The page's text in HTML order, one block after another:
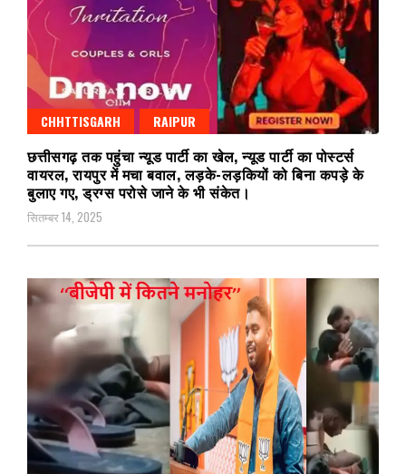
CHHTTISGARH RAIPUR
छत्तीसगढ़ तक पहुंचा न्यूड पार्टी का खेल, न्यूड पार्टी का पोस्टर्स
वायरल, रायपुर में मचा बवाल, लड़के-लड़कियों को बिना कपड़े के
बुलाए गए, ड्रग्स परोसे जाने के भी संकेत।
सितम्बर 14, 2025